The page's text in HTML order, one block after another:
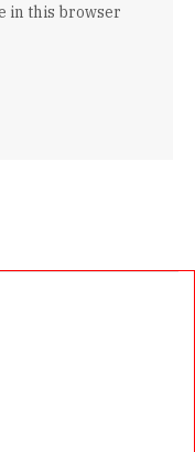
in this browser